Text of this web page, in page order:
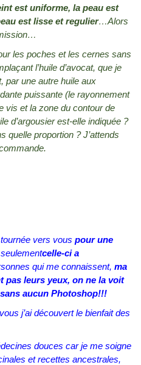
est uniforme, la peau est
est lisse et regulier…Alors
les poches et les cernes sans
l’huile d’avocat, que je
par une autre huile aux
puissante (le rayonnement
vis et la zone du contour de
d’argousier est-elle indiquée ?
quelle proportion ? J’attends
vers vous pour une
celle-ci a
qui me connaissent, ma
pas leurs yeux, on ne la voit
aucun Photoshop!!!
j’ai découvert le bienfait des
douces car je me soigne
et recettes ancestrales,